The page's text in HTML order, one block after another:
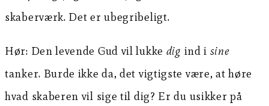
skaberværk. Det er ubegribeligt.
Hør: Den levende Gud vil lukke dig ind i sine
tanker. Burde ikke da, det vigtigste være, at høre
hvad skaberen vil sige til dig? Er du usikker på